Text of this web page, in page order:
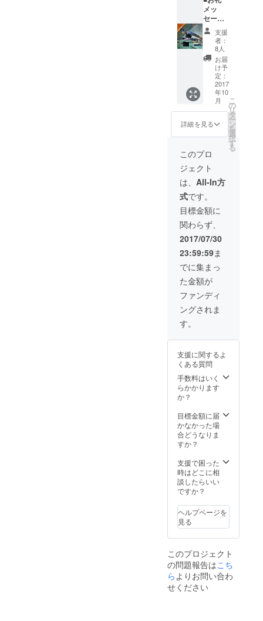
チケッ
ト1枚
横道坊
主リー
ダー今
井秀明
氏がデ
ザイン
する
『鬼阿
弥』と
『横道
屋』の
横道屋
のロゴ
は今井
さんの
手書き
の予定
になり
ます！
写真は
イメー
ジにな
りま
す。 ※
デザイ
ンは
少々異
なる場
合あ
形の
ムに横
道屋の
ロゴが
入りま
メッ
セージ
＋ ■鬼
阿弥と
のコラ
ボバン
グル(イ
ベント
限定モ
デル)＋
■ライブ
イベン
トポス
ター(出
演者の
サイン
なし) 横
道坊主
リー
ダー今
井秀明
氏がデ
ザイン
する
『鬼阿
弥』と
『横道
屋』の
限定コ
ラボ!!
横道屋
のロゴ
は今井
の予定
ます！
SV925
鬼阿弥×
横道屋
の刻印
ます！
写真は
イメー
ジにな
す。 ※
デザイ
ンは
少々異
合あ
り。
支援
者：
8人
お届
け予
定：
2017
年10
月
詳細を見る
こ
の
リ
タ
ー
ン
を
選
択
す
る
このプロ
ジェクト
は、 All-In方
式です。
目標金額に
関わらず、
2017/07/30
23:59:59ま
でに集まっ
た金額が
ファンディ
ングされま
す。
支援に関するよ
くある質問
手数料はいく
らかかります
か？
目標金額に届
かなかった場
合どうなりま
すか？
支援で困った
時はどこに相
談したらいい
ですか？
ヘルプページを
見る
このプロジェクト
の問題報告はこち
ら よりお問い合わ
せください